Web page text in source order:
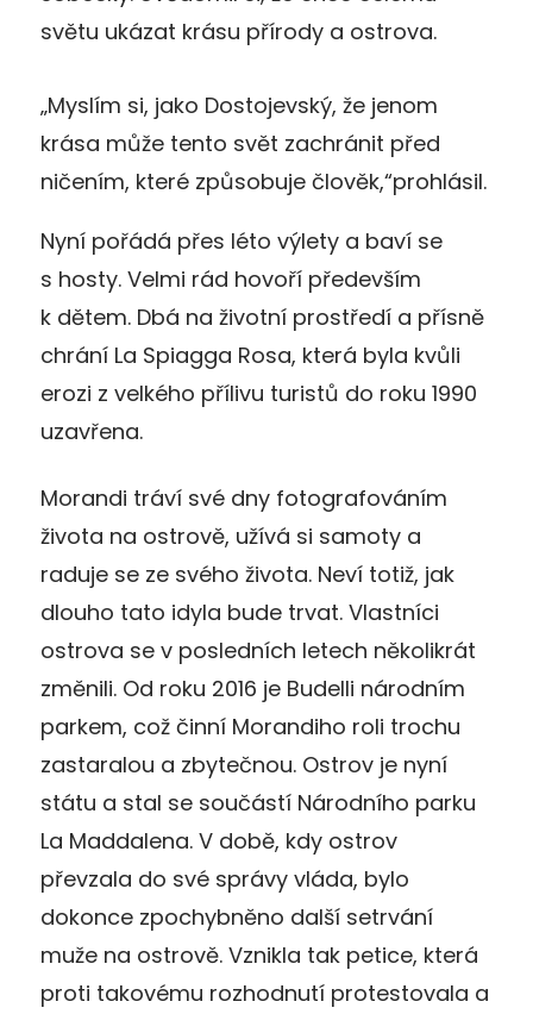
světu ukázat krásu přírody a ostrova.
„Myslím si, jako Dostojevský, že jenom
krása může tento svět zachránit před
ničením, které způsobuje člověk,“prohlásil.
Nyní pořádá přes léto výlety a baví se
s hosty. Velmi rád hovoří především
k dětem. Dbá na životní prostředí a přísně
chrání La Spiagga Rosa, která byla kvůli
erozi z velkého přílivu turistů do roku 1990
uzavřena.
Morandi tráví své dny fotografováním
života na ostrově, užívá si samoty a
raduje se ze svého života. Neví totiž, jak
dlouho tato idyla bude trvat. Vlastníci
ostrova se v posledních letech několikrát
změnili. Od roku 2016 je Budelli národním
parkem, což činní Morandiho roli trochu
zastaralou a zbytečnou. Ostrov je nyní
státu a stal se součástí Národního parku
La Maddalena. V době, kdy ostrov
převzala do své správy vláda, bylo
dokonce zpochybněno další setrvání
muže na ostrově. Vznikla tak petice, která
proti takovému rozhodnutí protestovala a